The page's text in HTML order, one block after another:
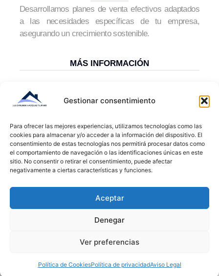
Gestionar consentimiento
Para ofrecer las mejores experiencias, utilizamos tecnologías como las
cookies para almacenar y/o acceder a la información del dispositivo. El
consentimiento de estas tecnologías nos permitirá procesar datos como
el comportamiento de navegación o las identificaciones únicas en este
sitio. No consentir o retirar el consentimiento, puede afectar
negativamente a ciertas características y funciones.
Aceptar
Denegar
Ver preferencias
Política de CookiesPolítica de privacidadAviso Legal
Desarrollamos planes de venta efectivos adaptados
a las necesidades específicas de tu empresa,
asegurando un crecimiento sostenible.
MÁS INFORMACIÓN
Proporcionamos información detallada sobre
permitiéndote tomar decisiones informadas.
MÁS INFORMACIÓN
CONTACTO NOSOTROS
TU SOCIO ESTRATÉGICO